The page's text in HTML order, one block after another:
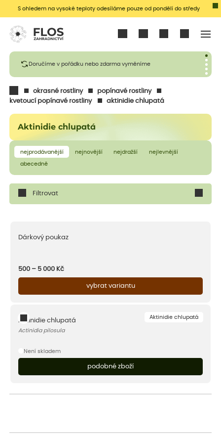
S ohledem na vysoké teploty odesíláme pouze od pondělí do středy
Doručíme v pořádku nebo zdarma vyměníme
okrasné rostliny
popínavé rostliny
kvetoucí popínavé rostliny
aktinidie chlupatá
Aktinidie chlupatá
nejprodávanější nejnovější nejdražší nejlevnější
abecedně
Filtrovat
Dárkový poukaz
500 – 5 000 Kč
vybrat variantu
Aktinidie chlupatá
Aktinidie chlupatá
Actinidia pilosula
Není skladem
podobné zboží